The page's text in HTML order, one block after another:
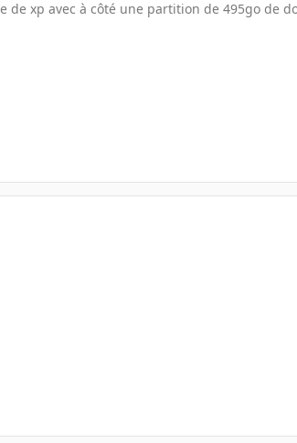
de xp avec à côté une partition de 495go de